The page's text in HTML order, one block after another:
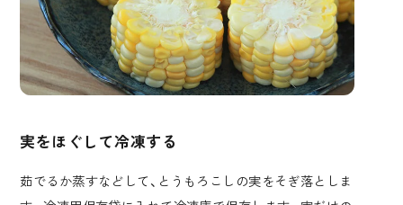
実をほぐして冷凍する
茹でるか蒸すなどして、とうもろこしの実をそぎ落としま